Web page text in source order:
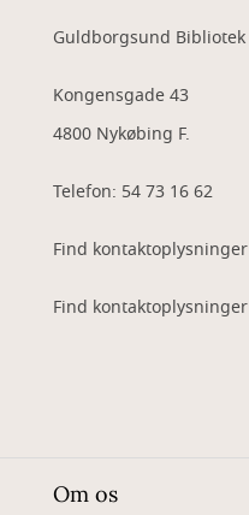
Guldborgsund
Kongensgade 43
4800 Nykøbing F.
Telefon: 54 73 16 62
Find
Find
Om os